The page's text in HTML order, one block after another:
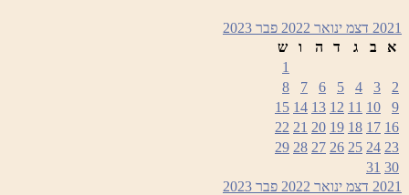
2021 דצמ ינואר 2022 פבר 2023
א
ב ג ד ה ו
ש
1
2
3
4
5
6
7
8
9
10
11
12
13
14
15
16
17
18
19
20
21
22
23
24
25
26
27
28
29
30
31
2021 דצמ ינואר 2022 פבר 2023